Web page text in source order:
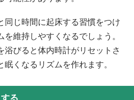
同じ時間に起床する習慣をつけ
維持しやすくなるでしょう。
浴びると体内時計がリセットさ
くなるリズムを作れます。